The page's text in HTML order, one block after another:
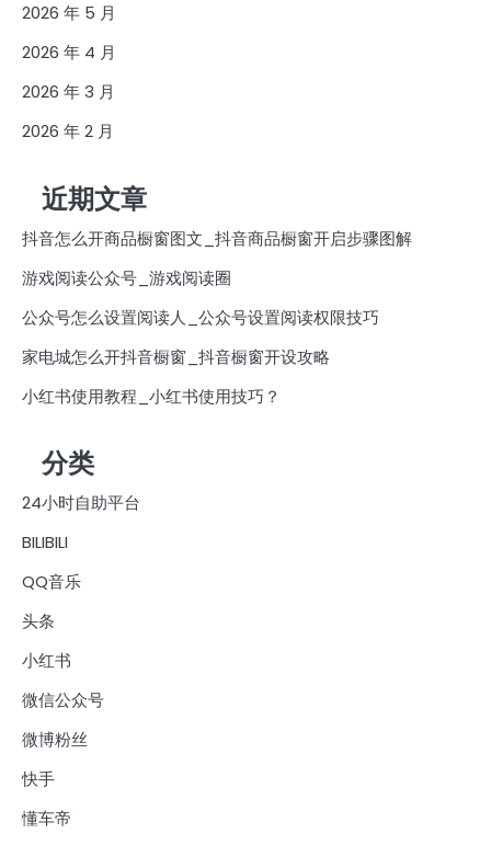
2026 年 5 月
2026 年 4 月
2026 年 3 月
2026 年 2 月
近期文章
抖音怎么开商品橱窗图文_抖音商品橱窗开启步骤图解
游戏阅读公众号_游戏阅读圈
公众号怎么设置阅读人_公众号设置阅读权限技巧
家电城怎么开抖音橱窗_抖音橱窗开设攻略
小红书使用教程_小红书使用技巧？
分类
24小时自助平台
BILIBILI
QQ音乐
头条
小红书
微信公众号
微博粉丝
快手
懂车帝